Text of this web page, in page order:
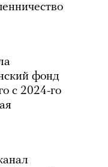
фонд
с 2024-го